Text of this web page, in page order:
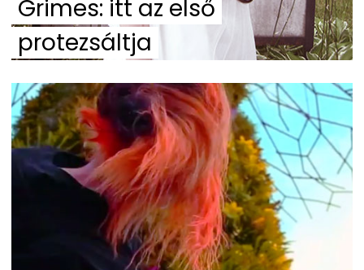
Grimes: itt az első
protezsáltja